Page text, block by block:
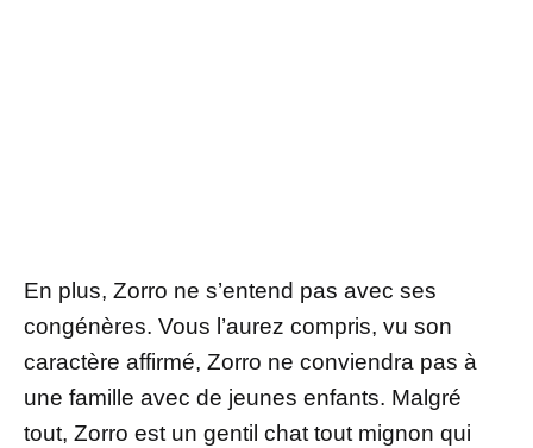
En plus, Zorro ne s’entend pas avec ses
congénères. Vous l’aurez compris, vu son
caractère affirmé, Zorro ne conviendra pas à
une famille avec de jeunes enfants. Malgré
tout, Zorro est un gentil chat tout mignon qui